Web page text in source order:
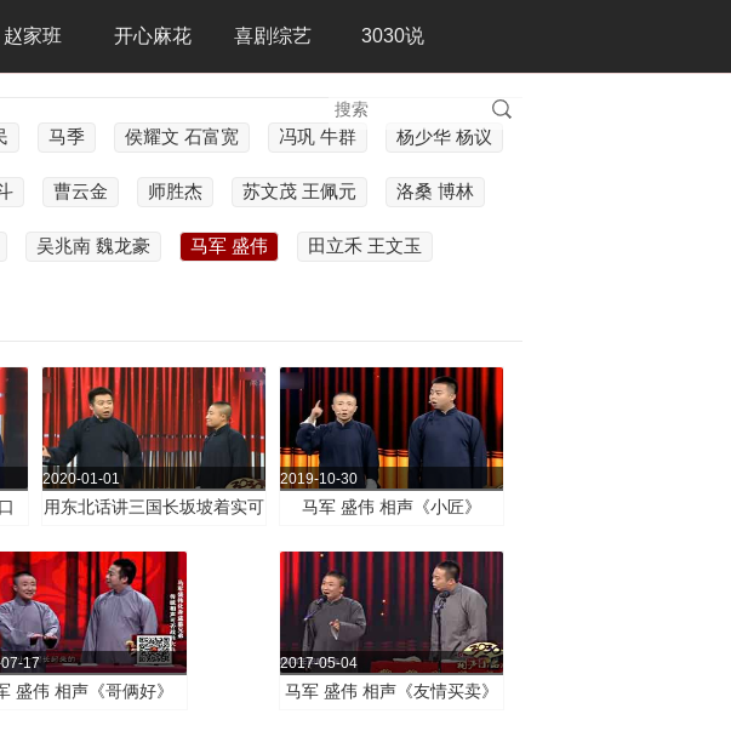
赵家班 开心麻花 喜剧综艺 3030说
马季 侯耀文 石富宽 冯巩 牛群 杨少华 杨议
曹云金 师胜杰 苏文茂 王佩元 洛桑 博林
吴兆南 魏龙豪 马军 盛伟 田立禾 王文玉
用东北话讲三国长坂坡着实可
书》
2020-01-01
马军 盛伟 相声《小匠》
2019-10-30
盛伟 相声《哥俩好》
17
马军 盛伟 相声《友情买卖》
2017-05-04